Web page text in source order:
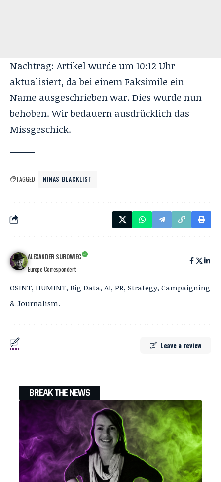
Nachtrag: Artikel wurde um 10:12 Uhr
aktualisiert, da bei einem Faksimile ein
Name ausgeschrieben war. Dies wurde nun
behoben. Wir bedauern ausdrücklich das
Missgeschick.
TAGGED: NINAS BLACKLIST
ALEXANDER SUROWIEC
Europe Correspondent
OSINT, HUMINT, Big Data, AI, PR, Strategy, Campaigning
& Journalism.
Leave a review
BREAK THE NEWS